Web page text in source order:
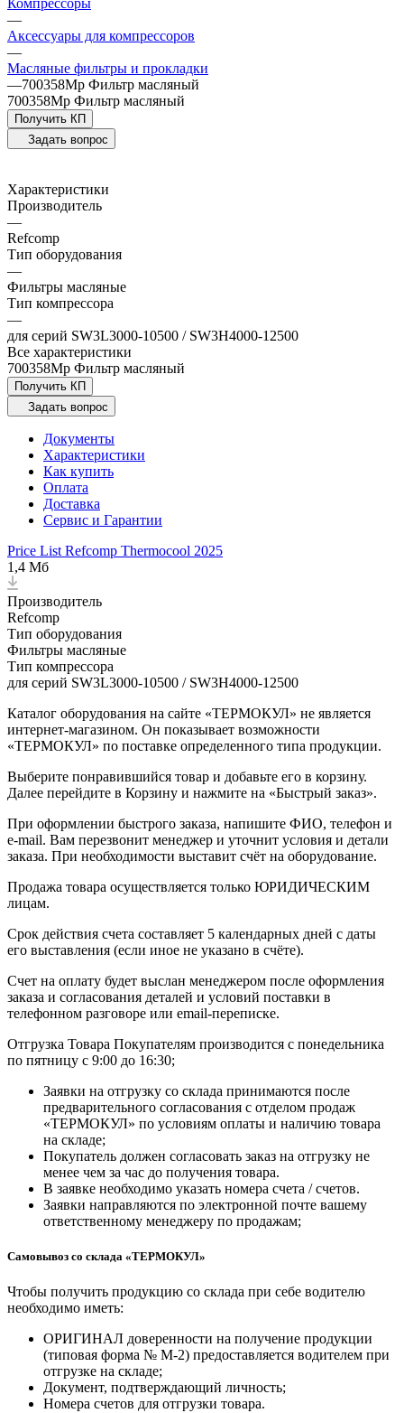
—
Аксессуары для компрессоров
—
Масляные фильтры и прокладки
—700358Mp Фильтр масляный
700358Mp Фильтр масляный
Получить КП
Задать вопрос
Характеристики
Производитель
—
Refсomp
Тип оборудования
—
Фильтры масляные
Тип компрессора
—
для серий SW3L3000-10500 / SW3H4000-12500
Все характеристики
700358Mp Фильтр масляный
Получить КП
Задать вопрос
Документы
Характеристики
Как купить
Оплата
Доставка
Сервис и Гарантии
Price List Refcomp Thermocool 2025
1,4 Мб
Производитель
Refсomp
Тип оборудования
Фильтры масляные
Тип компрессора
для серий SW3L3000-10500 / SW3H4000-12500
Каталог оборудования на сайте «ТЕРМОКУЛ» не является
интернет-магазином. Он показывает возможности
«ТЕРМОКУЛ» по поставке определенного типа продукции.
Выберите понравившийся товар и добавьте его в корзину.
Далее перейдите в Корзину и нажмите на «Быстрый заказ».
При оформлении быстрого заказа, напишите ФИО, телефон и
e-mail. Вам перезвонит менеджер и уточнит условия и детали
заказа. При необходимости выставит счёт на оборудование.
Продажа товара осуществляется только ЮРИДИЧЕСКИМ
лицам.
Срок действия счета составляет 5 календарных дней с даты
его выставления (если иное не указано в счёте).
Счет на оплату будет выслан менеджером после оформления
заказа и согласования деталей и условий поставки в
телефонном разговоре или email-переписке.
Отгрузка Товара Покупателям производится с понедельника
по пятницу с 9:00 до 16:30;
Заявки на отгрузку со склада принимаются после
предварительного согласования с отделом продаж
«ТЕРМОКУЛ» по условиям оплаты и наличию товара
на складе;
Покупатель должен согласовать заказ на отгрузку не
менее чем за час до получения товара.
В заявке необходимо указать номера счета / счетов.
Заявки направляются по электронной почте вашему
ответственному менеджеру по продажам;
Самовывоз со склада «ТЕРМОКУЛ»
Чтобы получить продукцию со склада при себе водителю
необходимо иметь:
ОРИГИНАЛ доверенности на получение продукции
(типовая форма № М-2) предоставляется водителем при
отгрузке на складе;
Документ, подтверждающий личность;
Номера счетов для отгрузки товара.